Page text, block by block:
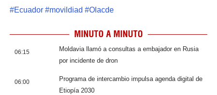
#Ecuador #movildiad #Olacde
MINUTO A MINUTO
06:15
Moldavia llamó a consultas a embajador en Rusia
por incidente de dron
06:00
Programa de intercambio impulsa agenda digital de
Etiopía 2030